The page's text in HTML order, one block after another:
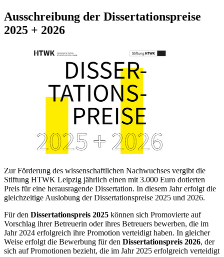
Ausschreibung der Dissertationspreise
2025 + 2026
Zur Förderung des wissenschaftlichen Nachwuchses vergibt die
Stiftung HTWK Leipzig jährlich einen mit 3.000 Euro dotierten
Preis für eine herausragende Dissertation. In diesem Jahr erfolgt die
gleichzeitige Auslobung der Dissertationspreise 2025 und 2026.
Für den Dissertationspreis 2025 können sich Promovierte auf
Vorschlag ihrer Betreuerin oder ihres Betreuers bewerben, die im
Jahr 2024 erfolgreich ihre Promotion verteidigt haben. In gleicher
Weise erfolgt die Bewerbung für den Dissertationspreis 2026, der
sich auf Promotionen bezieht, die im Jahr 2025 erfolgreich verteidigt